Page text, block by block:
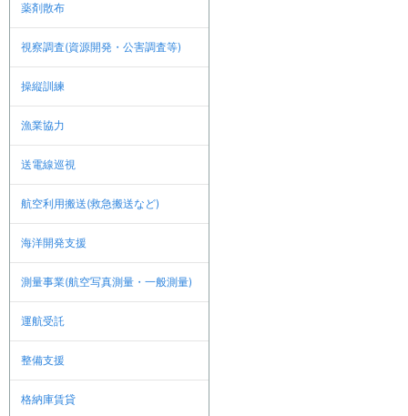
薬剤散布
視察調査(資源開発・公害調査等)
操縦訓練
漁業協力
送電線巡視
航空利用搬送(救急搬送など)
海洋開発支援
測量事業(航空写真測量・一般測量)
運航受託
整備支援
格納庫賃貸